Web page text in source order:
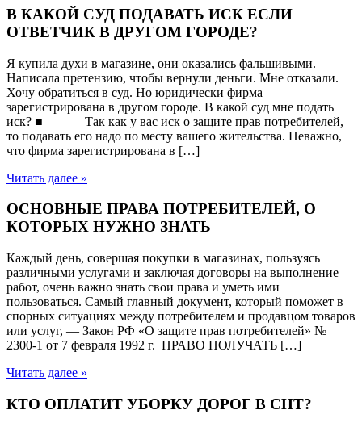
В КАКОЙ СУД ПОДАВАТЬ ИСК ЕСЛИ
ОТВЕТЧИК В ДРУГОМ ГОРОДЕ?
Я купила духи в магазине, они оказались фальшивыми.
Написала претензию, чтобы вернули деньги. Мне отказали.
Хочу обратиться в суд. Но юридически фирма
зарегистрирована в другом городе. В какой суд мне подать
иск? ■ Так как у вас иск о защите прав потребителей,
то подавать его надо по месту вашего жительства. Неважно,
что фирма зарегистрирована в […]
Читать далее »
ОСНОВНЫЕ ПРАВА ПОТРЕБИТЕЛЕЙ, О
КОТОРЫХ НУЖНО ЗНАТЬ
Каждый день, совершая покупки в магазинах, пользуясь
различными услугами и заключая договоры на выполнение
работ, очень важно знать свои права и уметь ими
пользоваться. Самый главный документ, который поможет в
спорных ситуациях между потребителем и продавцом товаров
или услуг, — Закон РФ «О защите прав потребителей» №
2300-1 от 7 февраля 1992 г. ПРАВО ПОЛУЧАТЬ […]
Читать далее »
КТО ОПЛАТИТ УБОРКУ ДОРОГ В СНТ?